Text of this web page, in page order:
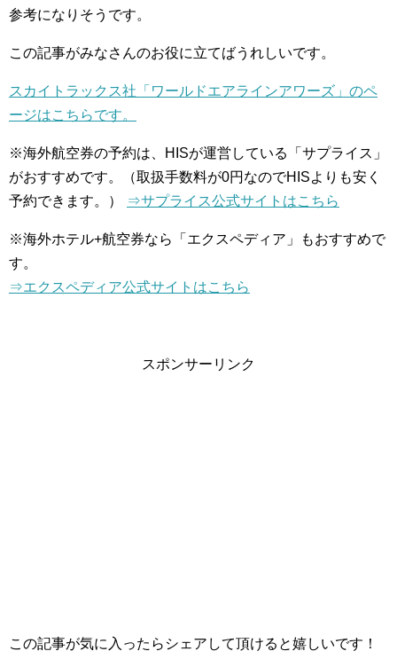
参考になりそうです。
この記事がみなさんのお役に立てばうれしいです。
スカイトラックス社「ワールドエアラインアワーズ」のペ
ージはこちらです。
※海外航空券の予約は、HISが運営している「サプライス」
がおすすめです。（取扱手数料が0円なのでHISよりも安く
予約できます。）
⇒サプライス公式サイトはこちら
※海外ホテル+航空券なら「エクスペディア」もおすすめで
す。
⇒エクスペディア公式サイトはこちら
スポンサーリンク
この記事が気に入ったらシェアして頂けると嬉しいです！